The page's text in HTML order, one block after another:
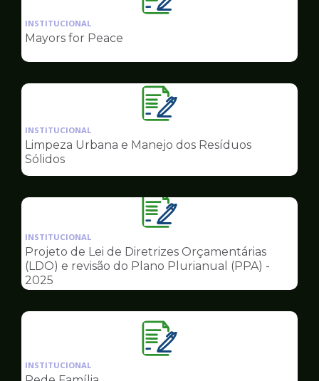
Ilustração
da
Governo
INSTITUCIONAL
Mayors for Peace
Ilustração
da
pagina
Governo
INSTITUCIONAL
Limpeza Urbana e Manejo dos Resíduos
Sólidos
Ilustração
da
pagina
de
INSTITUCIONAL
Projeto de Lei de Diretrizes Orçamentárias
(LDO) e revisão do Plano Plurianual (PPA) -
2025
Ilustração
da
INSTITUCIONAL